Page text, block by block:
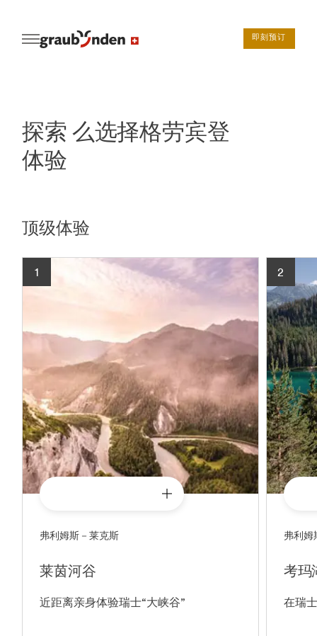
即刻预订
探索 么选择格劳宾登
体验
顶级体验
1
弗利姆斯－莱克斯
莱茵河谷
近距离亲身体验瑞士“大峡谷”
2
弗利姆
考玛
在瑞